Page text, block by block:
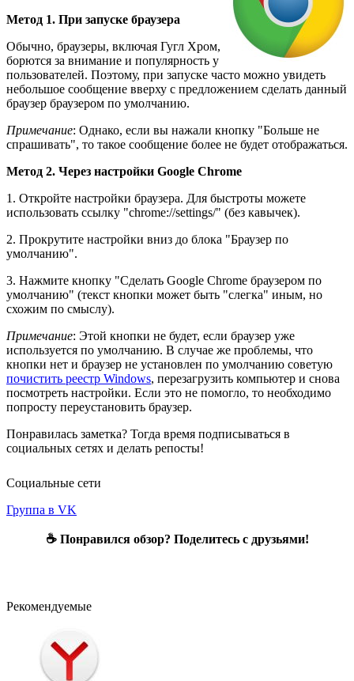
Метод 1. При запуске браузера
Обычно, браузеры, включая Гугл Хром,
борются за внимание и популярность у
пользователей. Поэтому, при запуске часто можно увидеть
небольшое сообщение вверху с предложением сделать данный
браузер браузером по умолчанию.
Примечание: Однако, если вы нажали кнопку "Больше не
спрашивать", то такое сообщение более не будет отображаться.
Метод 2. Через настройки Google Chrome
1. Откройте настройки браузера. Для быстроты можете
использовать ссылку "chrome://settings/" (без кавычек).
2. Прокрутите настройки вниз до блока "Браузер по
умолчанию".
3. Нажмите кнопку "Сделать Google Chrome браузером по
умолчанию" (текст кнопки может быть "слегка" иным, но
схожим по смыслу).
Примечание: Этой кнопки не будет, если браузер уже
используется по умолчанию. В случае же проблемы, что
кнопки нет и браузер не установлен по умолчанию советую
почистить реестр Windows, перезагрузить компьютер и снова
посмотреть настройки. Если это не помогло, то необходимо
попросту переустановить браузер.
Понравилась заметка? Тогда время подписываться в
социальных сетях и делать репосты!
Социальные сети
Группа в VK
☕ Понравился обзор? Поделитесь с друзьями!
Рекомендуемые